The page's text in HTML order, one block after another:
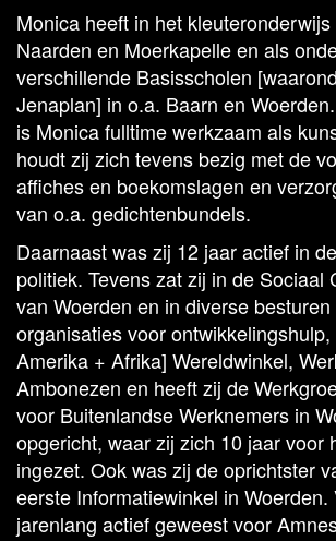
Monica heeft in het
Naarden en Moerkapelle en als
verschillende Basisscholen
Jenaplan] in o.a. Baarn en
is Monica fulltime werkzaam als
houdt zij zich tevens bezig met de
affiches en boekomslagen en
van o.a. gedichtenbundels.
Daarnaast was zij 12 jaar actief in
politiek. Tevens zat zij in de Sociaal
van Woerden en in diverse
organisaties voor
Amerika + Afrika] Wereldwinkel,
Ambonezen en heeft zij de
voor Buitenlandse Werknemers in
opgericht, waar zij zich 10 jaar voor
ingezet. Ook was zij de oprichtster
eerste Informatiewinkel in Woerden.
jarenlang actief geweest voor